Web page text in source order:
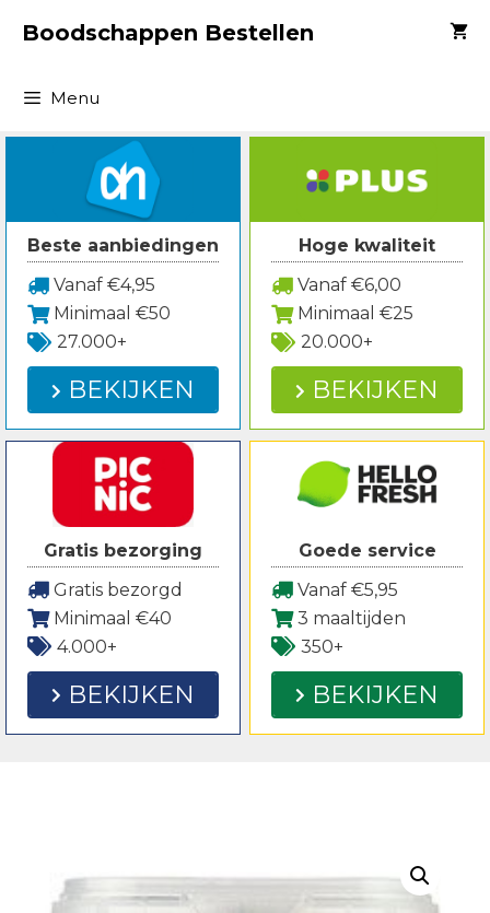
naarBoodschappen Bestellen
Menu
Beste aanbiedingen
Vanaf €4,95
Minimaal €50
27.000+
BEKIJKEN
Hoge kwaliteit
Vanaf €6,00
Minimaal €25
20.000+
BEKIJKEN
Gratis bezorging
Gratis bezorgd
Minimaal €40
4.000+
BEKIJKEN
Goede service
Vanaf €5,95
3 maaltijden
350+
BEKIJKEN